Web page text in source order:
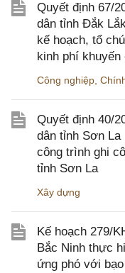
Quyết định 67/
dân tỉnh Đắk
kế hoạch, tổ
kinh phí
Công nghiệp
Quyết định 40/
dân tỉnh Sơn La
công trình ghi
tỉnh Sơn La
Xây dựng
Kế hoạch 279/
Bắc Ninh thực
ứng phó với